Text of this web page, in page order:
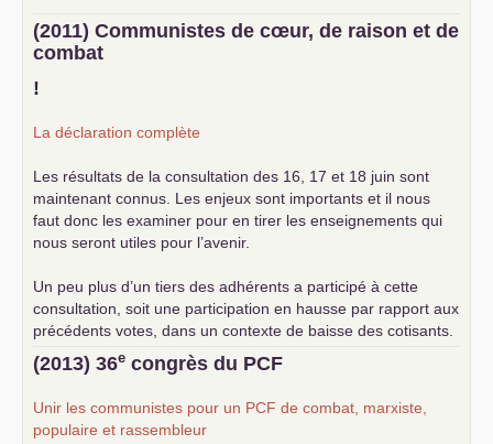
(2011) Communistes de cœur, de raison et de
combat
!
La déclaration complète
Les résultats de la consultation des 16, 17 et 18 juin sont
maintenant connus. Les enjeux sont importants et il nous
faut donc les examiner pour en tirer les enseignements qui
nous seront utiles pour l’avenir.
Un peu plus d’un tiers des adhérents a participé à cette
consultation, soit une participation en hausse par rapport aux
précédents votes, dans un contexte de baisse des cotisants.
... lire la suite
(2013) 36e congrès du PCF
Unir les communistes pour un PCF de combat, marxiste,
populaire et rassembleur